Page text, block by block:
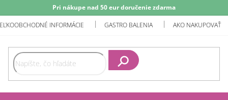
Pri nákupe nad 50 eur doručenie zdarma
INFORMÁCIE GASTRO BALENIA AKO NAKUPOVAŤ
Hľadať